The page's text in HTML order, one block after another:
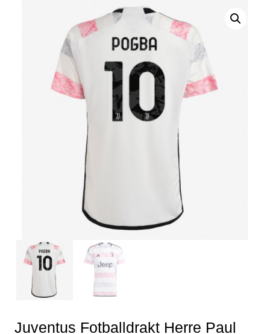
Juventus Fotballdrakt Herre Paul